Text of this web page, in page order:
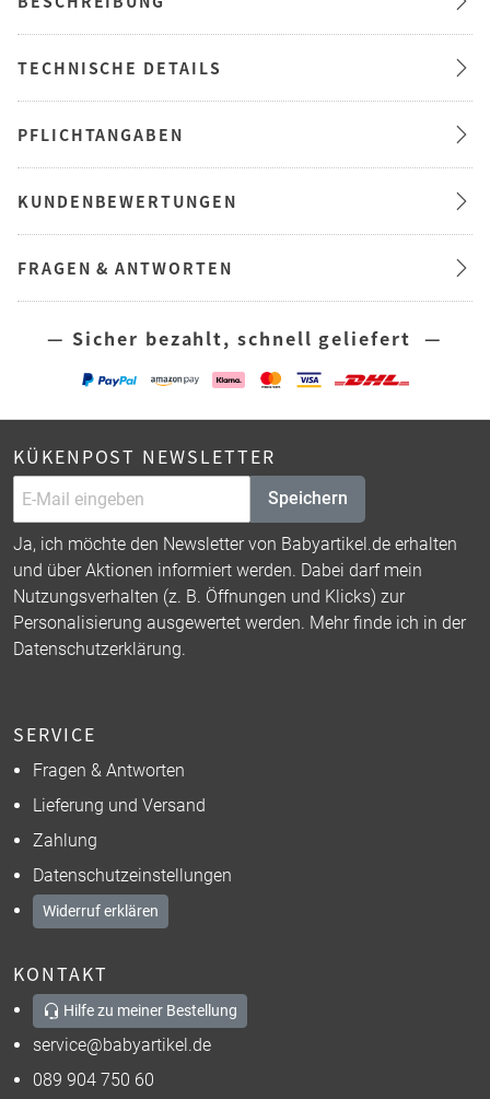
TECHNISCHE DETAILS
PFLICHTANGABEN
KUNDENBEWERTUNGEN
FRAGEN & ANTWORTEN
— Sicher bezahlt, schnell geliefert —
KÜKENPOST NEWSLETTER
Speichern
Ja, ich möchte den Newsletter von Babyartikel.de erhalten
und über Aktionen informiert werden. Dabei darf mein
Nutzungsverhalten (z. B. Öffnungen und Klicks) zur
Personalisierung ausgewertet werden. Mehr finde ich in der
Datenschutzerklärung.
SERVICE
Fragen & Antworten
Lieferung und Versand
Zahlung
Datenschutzeinstellungen
Widerruf erklären
KONTAKT
Hilfe zu meiner Bestellung
service@babyartikel.de
089 904 750 60